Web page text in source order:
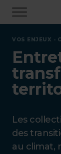
contenu
principal
VOS ENJEUX -
Les
des
au climat,